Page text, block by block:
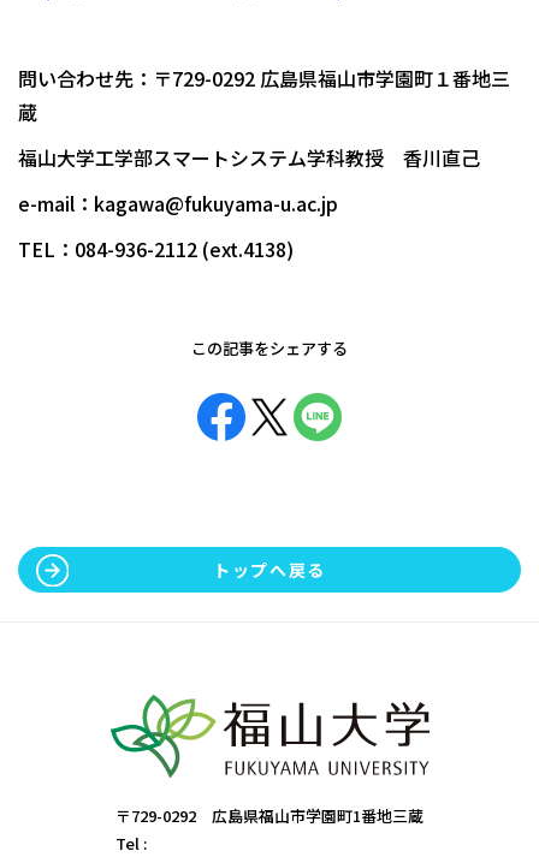
問い合わせ先：〒729-0292 広島県福山市学園町１番地三
蔵
福山大学工学部スマートシステム学科教授 香川直己
e-mail：kagawa@fukuyama-u.ac.jp
TEL：084-936-2112 (ext.4138)
この記事をシェアする
トップへ戻る
〒729-0292 広島県福山市学園町1番地三蔵
Tel :